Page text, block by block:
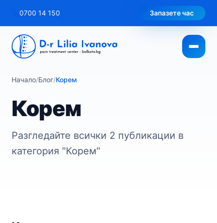
съдържанието
0700 14 150 Запазете час
Начало/Блог/Корем
Корем
Разгледайте всички 2 публикации в
категория "Корем"